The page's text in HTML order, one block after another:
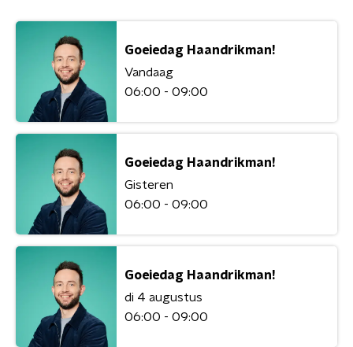
Goeiedag Haandrikman!
Vandaag
06:00 - 09:00
Goeiedag Haandrikman!
Gisteren
06:00 - 09:00
Goeiedag Haandrikman!
di 4 augustus
06:00 - 09:00